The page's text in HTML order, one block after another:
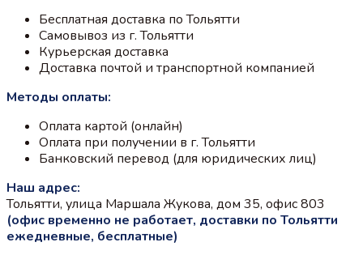
Бесплатная доставка по Тольятти
Самовывоз из г. Тольятти
Курьерская доставка
Доставка почтой и транспортной компанией
Методы оплаты:
Оплата картой (онлайн)
Оплата при получении в г. Тольятти
Банковский перевод (для юридических лиц)
Наш адрес:
Тольятти, улица Маршала Жукова, дом 35, офис 803
(офис временно не работает, доставки по Тольятти
ежедневные, бесплатные)